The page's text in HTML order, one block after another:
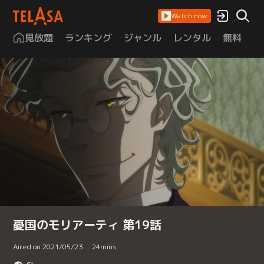
Watch now
見放題 ランキング ジャンル レンタル 無料
憂国のモリアーティ 第19話
Aired on 2021/05/23 24mins